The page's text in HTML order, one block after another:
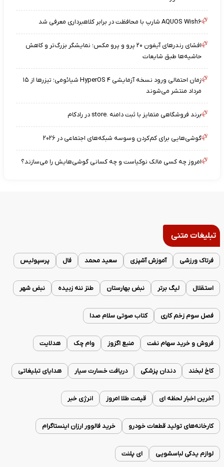
AQUOS Wish۶ شارپ با محافظت در برابر کلاهبرداری معرفی شد
افشای رندرهای آیفون ۲۰ پرو و پرو مکس؛ نمایشگر بزرگ‌تر و کاهش
حاشیه‌ها طبق شایعات
زمان احتمالی ورود نسخه آزمایشی HyperOS ۴ شیائومی؛ تیزرها از ۱۵
مرداد منتشر می‌شوند
برند فروشگاهی متمایز با ثبت دامنه .store در رادکام
گوشی‌هایی برای کم‌کردن وسوسه شبکه‌های اجتماعی در ۲۰۲۶
امروز چه کسی مالک نوکیاست و چه کسانی گوشی‌هایش را می‌سازند؟
تبلیغات متنی
فرتاک ورزشی آموزش آشپزی سعید محمد فال پرسپولیس
استقلال لیگ برتر نبض بهارستان طنز ننه زبیده نبض شهر
فصل سوم زخم کاری کتاب صوتی سلام صدا
فروش و خرید سهام نفت منبع اگزوز وام چک هدلایت
کاخ لبخند دندان پزشکی دریافت خسارت سیار هدایای تبلیغاتی
آخرین اخبار لحظه ای قیمت طلا امروز انرژی خبر
کارخانه‌های تولید قطعات خودرو خرید فالوور ارزان اینستاگرام
لوازم یدکی لباسشویی ای پلنت